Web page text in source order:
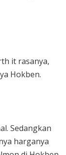
it rasanya,
Hokben.
Sedangkan
harganya